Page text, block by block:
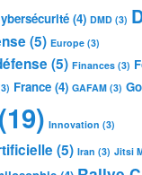
(4) DMD (3)
(5) Europe (3)
(5) Finances (3)
France (4) GAFAM (3)
(19) Innovation (3)
(5) Iran (3) Jitsi